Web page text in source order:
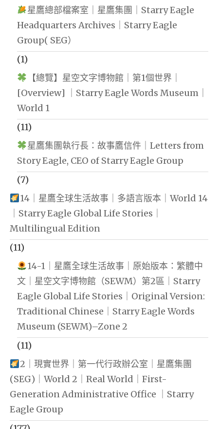
星鷹總部檔案室｜星鷹集團｜Starry Eagle
Headquarters Archives｜Starry Eagle
Group( SEG）
(1)
【總覽】星空文字博物館｜第1個世界｜
[Overview] ｜Starry Eagle Words Museum｜
World 1
(11)
星鷹集團執行長：故事鷹信件｜Letters from
Story Eagle, CEO of Starry Eagle Group
(7)
14｜星鷹全球生活故事｜多語言版本｜World 14
｜Starry Eagle Global Life Stories｜
Multilingual Edition
(11)
14-1｜星鷹全球生活故事｜原始版本：繁體中
文｜星空文字博物館（SEWM）第2區｜Starry
Eagle Global Life Stories｜Original Version:
Traditional Chinese｜Starry Eagle Words
Museum (SEWM)–Zone 2
(11)
2｜現實世界｜第一代行政辦公室｜星鷹集團
(SEG)｜World 2｜Real World｜First-
Generation Administrative Office ｜Starry
Eagle Group